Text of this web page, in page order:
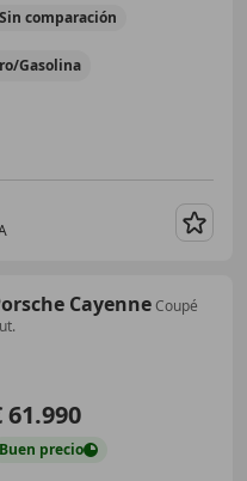
Sin comparación
Gasolina
CayenneCoupé
61.990
Buen precio